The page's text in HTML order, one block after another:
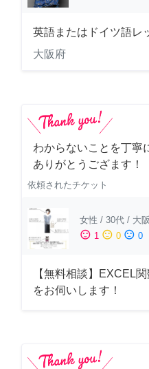
英語またはドイツ語レ
大阪府
わからないことを丁寧
ありがとうござます！
依頼されたチケット
女性 / 30代 / 大
sentiment_satisfied 1 sentiment_neutral 0 sentiment_dissatisfied 0
【無料相談】EXCEL
をお伺いします！